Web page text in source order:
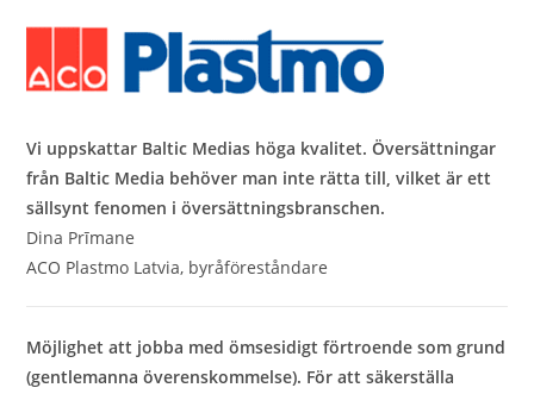
Vi uppskattar Baltic Medias höga kvalitet. Översättningar
från Baltic Media behöver man inte rätta till, vilket är ett
sällsynt fenomen i översättningsbranschen.
Dina Prīmane
ACO Plastmo Latvia, byråföreståndare
Möjlighet att jobba med ömsesidigt förtroende som grund
(gentlemanna överenskommelse). För att säkerställa